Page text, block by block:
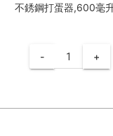
不銹鋼打蛋器,600毫
- +